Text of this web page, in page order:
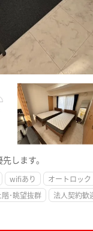
します。
wifiあり オートロック
階･眺望抜群 法人契約歓